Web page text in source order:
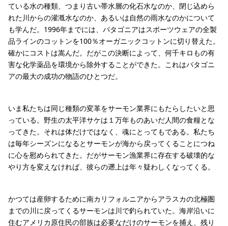
ている水の種類、つまり古い帯水層の化石水なのか、閉じ込めら
れた川からの灌漑水なのか、あるいは自然の雨水なのかについて
も学んだ。1996年までには、パタゴニアはスポーツウェアの全製
品ラインのコットンを100％オーガニックコットンに切り替えた。
確かにコストは嵩んだ。だがこの決断によって、何千キロもの有
害な化学薬品を環境から除外することができた。これはパタゴニ
アの最大の成功の物語のひとつだ。
いま私たちは同じ種類の変革をサーモン業界にもたらしたいと思
っている。野生の太平洋サケは１万年ものあいだ人間の食糧とな
ってきた。それは体だけではなく、魂にとってもである。私たち
は毎年シーズンになるとサーモンが海から戻ってくることにつね
に心を慰められてきた。だがサーモン漁業界に存在する破壊的な
やり方を変えなければ、彼らの遡上は年々疑わしくなってくる。
かつては産卵するために南カリフォルニアからアラスカの北極圏
までの川に戻ってくるサーモンは川で釣られていた。海岸沿いに
住むアメリカ原住民の部族は必要なだけのサーモンを捕え、残り